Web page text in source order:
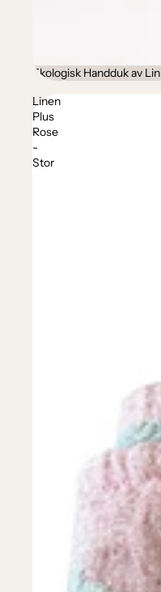
Ekologisk Handduk av Lin
Linen
Plus
Rose
-
Stor